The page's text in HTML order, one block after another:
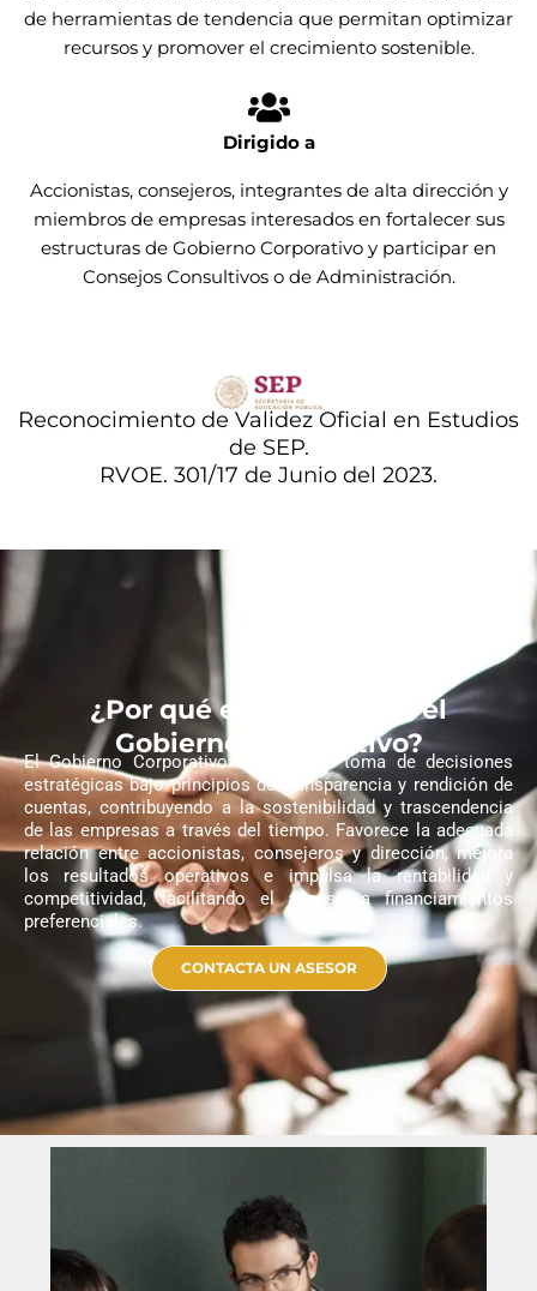
de herramientas de tendencia que permitan optimizar
recursos y promover el crecimiento sostenible.
Dirigido a
Accionistas, consejeros, integrantes de alta dirección y
miembros de empresas interesados en fortalecer sus
estructuras de Gobierno Corporativo y participar en
Consejos Consultivos o de Administración.
Reconocimiento de Validez Oficial en Estudios
de SEP.
RVOE. 301/17 de Junio del 2023.
¿Por qué es importante el
Gobierno Corporativo?
El Gobierno Corporativo fortalece la toma de decisiones
estratégicas bajo principios de transparencia y rendición de
cuentas, contribuyendo a la sostenibilidad y trascendencia
de las empresas a través del tiempo. Favorece la adecuada
relación entre accionistas, consejeros y dirección, mejora
los resultados operativos e impulsa la rentabilidad y
competitividad, facilitando el acceso a financiamientos
preferenciales.
CONTACTA UN ASESOR